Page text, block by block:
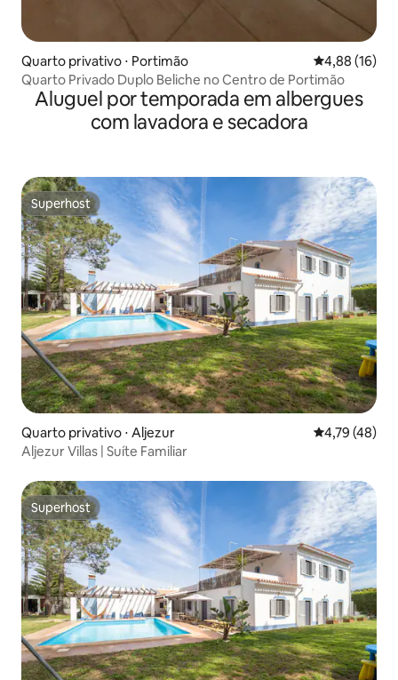
Quarto privativo ⋅ Portimão 4,88 de uma
4,88 (16)
Quarto Privado Duplo Beliche no Centro de Portimão
Aluguel por temporada em albergues
com lavadora e secadora
Superhost
Superhost
Quarto privativo ⋅ Aljezur 4,79 de uma
4,79 (48)
Aljezur Villas | Suíte Familiar
Superhost
Superhost